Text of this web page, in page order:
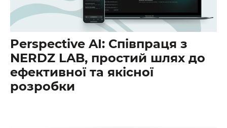
Perspective AI: Співпраця з
NERDZ LAB, простий шлях до
ефективної та якісної
розробки